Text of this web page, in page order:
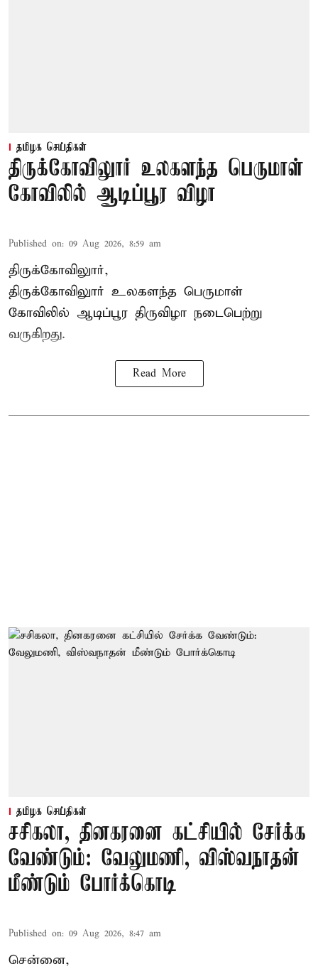
தமிழக செய்திகள்
திருக்கோவிலுார் உலகளந்த பெருமாள்
கோவிலில் ஆடிப்பூர விழா
Published on: 09 Aug 2026, 8:59 am
திருக்கோவிலுார்,
திருக்கோவிலுார் உலகளந்த பெருமாள்
கோவிலில் ஆடிப்பூர திருவிழா நடைபெற்று
வருகிறது.
Read More
தமிழக செய்திகள்
சசிகலா, தினகரனை கட்சியில் சேர்க்க
வேண்டும்: வேலுமணி, விஸ்வநாதன்
மீண்டும் போர்க்கொடி
Published on: 09 Aug 2026, 8:47 am
சென்னை,